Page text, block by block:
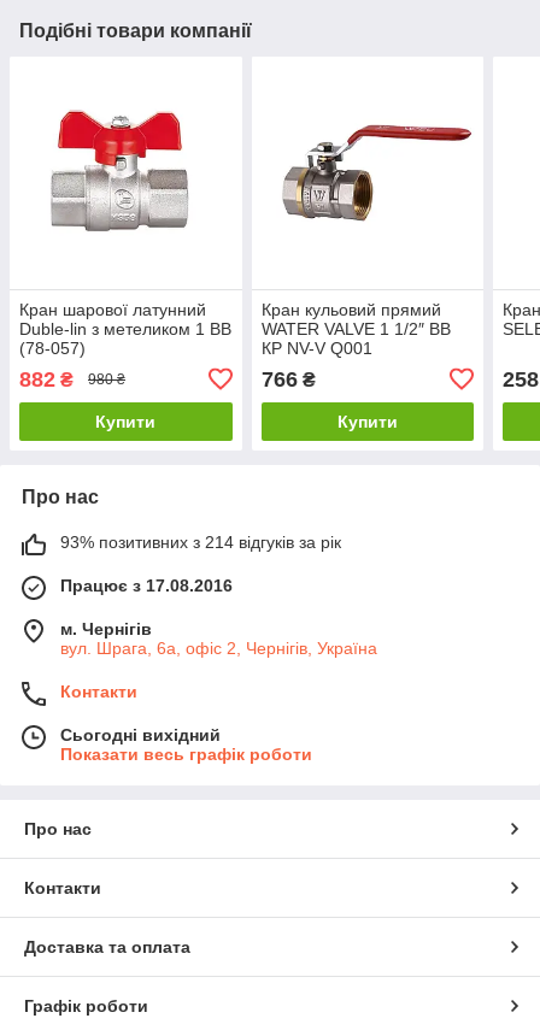
Подібні товари компанії
Кран шарової латунний
Duble-lin з метеликом 1 ВВ
(78-057)
882 ₴ 980 ₴
Купити
Кран кульовий прямий
WATER VALVE 1 1/2″ ВВ
КP NV-V Q001
766₴
Купити
258
Про нас
93% позитивних з 214 відгуків за рік
Працює з 17.08.2016
м. Чернігів
вул. Шрага, 6а, офіс 2, Чернігів, Україна
Контакти
Сьогодні вихідний
Показати весь графік роботи
Про нас
Контакти
Доставка та оплата
Графік роботи